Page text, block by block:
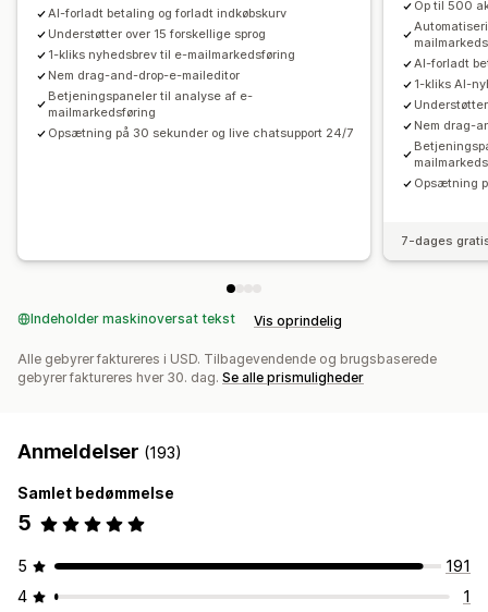
Administration af kampagner
Redigeringsværktøj Skabeloner
Generering med kunstig intelligens
Tilpasning til lokale forhold
Indsamling af samtykke
Automatiseringer Målretning Geolokation Segmentering
Rapportering
A/B-test API’er og webhooks
AI-forladt betaling og forladt indkøbskurv
Understøtter over 15 forskellige sprog
1-kliks nyhedsbrev til e-mailmarkedsføring
Nem drag-and-drop-e-maileditor
Betjeningspaneler til analyse af e-
mailmarkedsføring
Opsætning på 30 sekunder og live chatsupport 24/7
Op til 500
AI-forladt
1-kliks AI-
Nem drag-
Opsætning
7-dages
Indeholder maskinoversat tekst Vis oprindelig
Alle gebyrer faktureres i USD. Tilbagevendende og brugsbaserede
gebyrer faktureres hver 30. dag. Se alle prismuligheder
Anmeldelser (193)
Samlet bedømmelse
5
5
191
4
1